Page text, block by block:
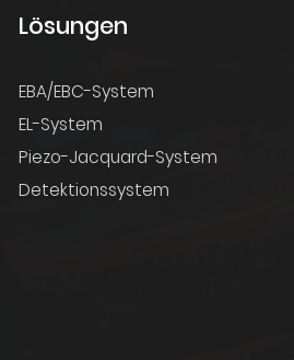
Lösungen
EBA/EBC-System
EL-System
Piezo-Jacquard-System
Detektionssystem